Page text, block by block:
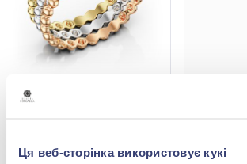
Ця веб-сторінка використовує кукі
Каблучка з червоно-
18 905,92 грн 18